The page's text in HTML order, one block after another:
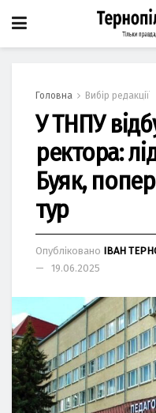
Головна Вибір редакції
У ТНПУ
ректора:
Буяк,
тур
Опубліковано ІВАН
19.06.2025